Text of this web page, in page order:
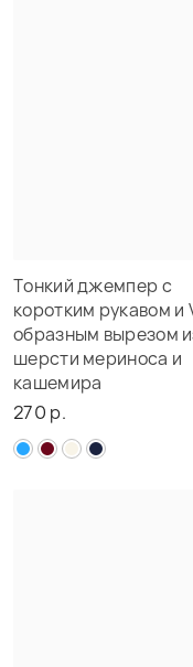
Тонкий джемпер с
коротким рукавом и
образным вырезом
шерсти мериноса и
кашемира
270 р.